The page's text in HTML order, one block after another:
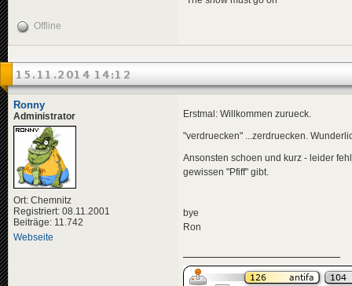
Offline
15.11.2014 14:12
Ronny
Administrator
Ort: Chemnitz
Registriert: 08.11.2001
Beiträge: 11.742
Webseite
Erstmal: Willkommen zurueck.
"verdruecken" ...zerdruecken.
Ansonsten schoen und kurz - leider
gewissen "Pfiff" gibt.
bye
Ron